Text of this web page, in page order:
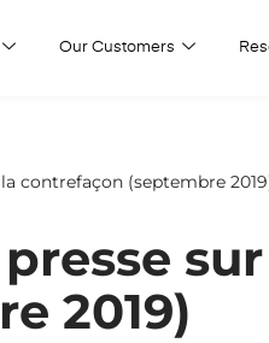
Our Customers
contrefaçon (septembre
2019)